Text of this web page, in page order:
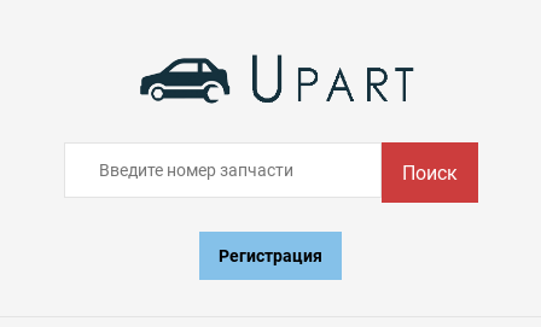
Поиск
Регистрация